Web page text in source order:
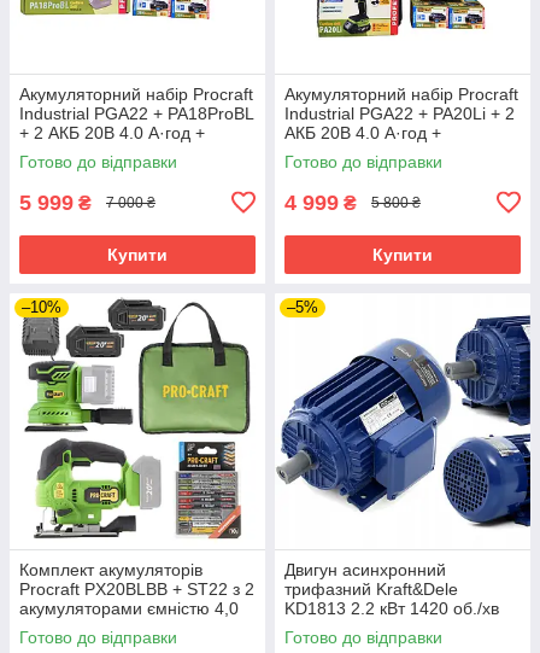
Акумуляторний набір Procraft
Industrial PGA22 + PA18ProBL
+ 2 АКБ 20В 4.0 А·год +
Зарядний пристрій
Charger20/1 Eco + Сумка
Готово до відправки
5 999 ₴ 7 000 ₴
Купити
Акумуляторний набір Procraft
Industrial PGA22 + PA20Li + 2
АКБ 20В 4.0 А·год +
Зарядний пристрій
Charger20/1 Eco + Сумка
Готово до відправки
4 999 ₴ 5 800 ₴
Купити
–10%
Комплект акумуляторів
Procraft PX20BLBB + ST22 з 2
акумуляторами ємністю 4,0
Аг, зарядним пристроєм та
аксесуарами
Готово до відправки
–5%
Двигун асинхронний
трифазний Kraft&Dele
KD1813 2.2 кВт 1420 об./хв
Готово до відправки